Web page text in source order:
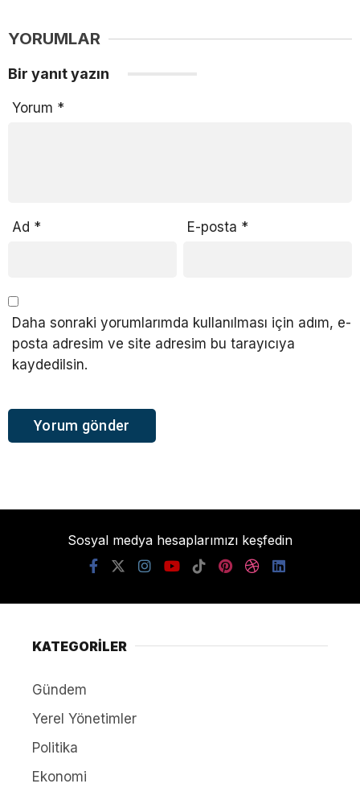
YORUMLAR
Bir yanıt yazın
Yorum *
Ad * E-posta *
Daha sonraki yorumlarımda kullanılması için adım, e-
posta adresim ve site adresim bu tarayıcıya
kaydedilsin.
Sosyal medya hesaplarımızı keşfedin
KATEGORİLER
Gündem
Yerel Yönetimler
Politika
Ekonomi